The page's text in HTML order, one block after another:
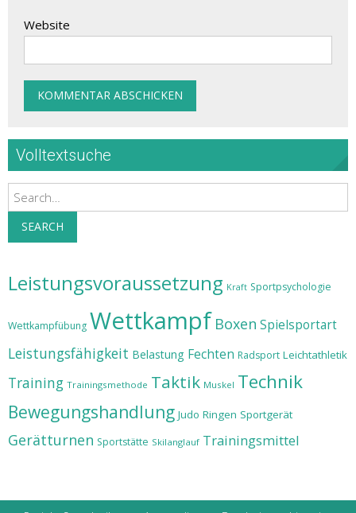
Website
Volltextsuche
Search
SEARCH
Leistungsvoraussetzung Kraft Sportpsychologie
Wettkampfübung Wettkampf Boxen Spielsportart
Leistungsfähigkeit Belastung Fechten Radsport Leichtathletik
Training Trainingsmethode Taktik Muskel Technik
Bewegungshandlung Judo Ringen Sportgerät
Gerätturnen Sportstätte Skilanglauf Trainingsmittel